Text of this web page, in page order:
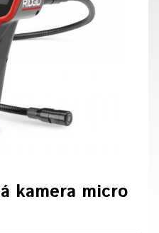
kamera micro